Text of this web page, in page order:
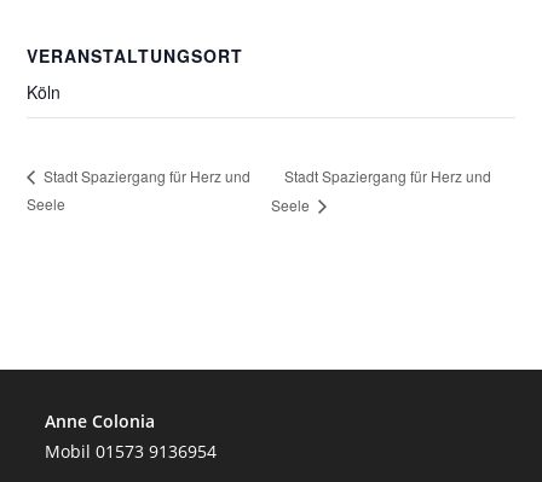
VERANSTALTUNGSORT
Köln
Stadt Spaziergang für Herz und
Seele
Stadt Spaziergang für Herz und
Seele
Anne Colonia
Mobil 01573 9136954